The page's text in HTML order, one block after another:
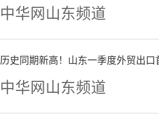
中华网山东频道
历史同期新高！山东一季度外贸出
中华网山东频道